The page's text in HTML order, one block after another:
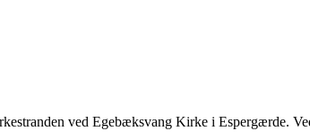
ved Egebæksvang Kirke i Espergærde.